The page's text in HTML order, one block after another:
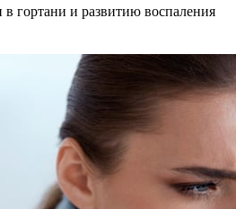
гортани и развитию воспаления